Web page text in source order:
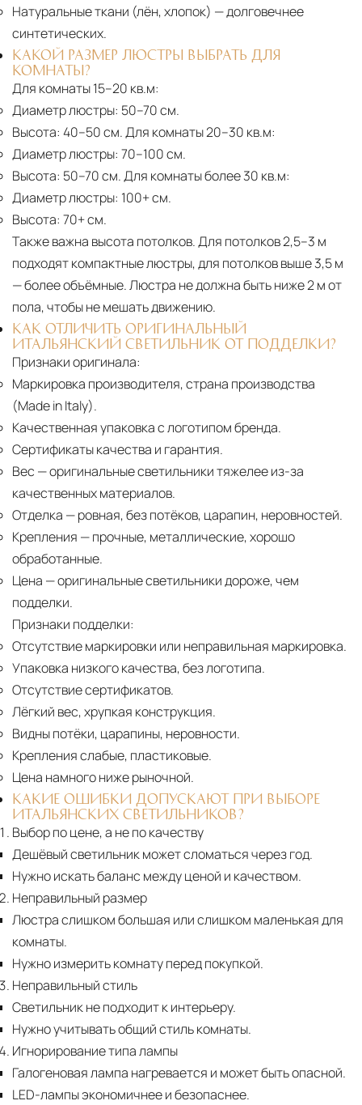
Натуральные ткани (лён, хлопок) — долговечнее
синтетических.
КАКОЙ РАЗМЕР ЛЮСТРЫ ВЫБРАТЬ ДЛЯ
КОМНАТЫ?
Для комнаты 15–20 кв.м:
Диаметр люстры: 50–70 см.
Высота: 40–50 см. Для комнаты 20–30 кв.м:
Диаметр люстры: 70–100 см.
Высота: 50–70 см. Для комнаты более 30 кв.м:
Диаметр люстры: 100+ см.
Высота: 70+ см.
Также важна высота потолков. Для потолков 2,5–3 м
подходят компактные люстры, для потолков выше 3,5 м
— более объёмные. Люстра не должна быть ниже 2 м от
пола, чтобы не мешать движению.
КАК ОТЛИЧИТЬ ОРИГИНАЛЬНЫЙ
ИТАЛЬЯНСКИЙ СВЕТИЛЬНИК ОТ ПОДДЕЛКИ?
Признаки оригинала:
Маркировка производителя, страна производства
(Made in Italy).
Качественная упаковка с логотипом бренда.
Сертификаты качества и гарантия.
Вес — оригинальные светильники тяжелее из-за
качественных материалов.
Отделка — ровная, без потёков, царапин, неровностей.
Крепления — прочные, металлические, хорошо
обработанные.
Цена — оригинальные светильники дороже, чем
подделки.
Признаки подделки:
Отсутствие маркировки или неправильная маркировка.
Упаковка низкого качества, без логотипа.
Отсутствие сертификатов.
Лёгкий вес, хрупкая конструкция.
Видны потёки, царапины, неровности.
Крепления слабые, пластиковые.
Цена намного ниже рыночной.
КАКИЕ ОШИБКИ ДОПУСКАЮТ ПРИ ВЫБОРЕ
ИТАЛЬЯНСКИХ СВЕТИЛЬНИКОВ?
Выбор по цене, а не по качеству
Дешёвый светильник может сломаться через год.
Нужно искать баланс между ценой и качеством.
Неправильный размер
Люстра слишком большая или слишком маленькая для
комнаты.
Нужно измерить комнату перед покупкой.
Неправильный стиль
Светильник не подходит к интерьеру.
Нужно учитывать общий стиль комнаты.
Игнорирование типа лампы
Галогеновая лампа нагревается и может быть опасной.
LED-лампы экономичнее и безопаснее.